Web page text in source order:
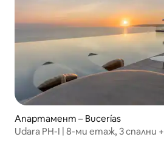
Апартамент – Bucerías
Udara PH-I | 8-ми етаж, 3 спални